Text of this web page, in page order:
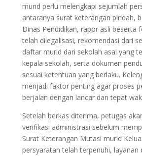
murid perlu melengkapi sejumlah
antaranya surat keterangan pindah,
Dinas Pendidikan, rapor asli beserta
telah dilegalisasi, rekomendasi dari
daftar murid dari sekolah asal yang
kepala sekolah, serta dokumen
sesuai ketentuan yang berlaku.
menjadi faktor penting agar proses
berjalan dengan lancar dan tepat
Setelah berkas diterima, petugas
verifikasi administrasi sebelum
Surat Keterangan Mutasi murid
persyaratan telah terpenuhi, layanan